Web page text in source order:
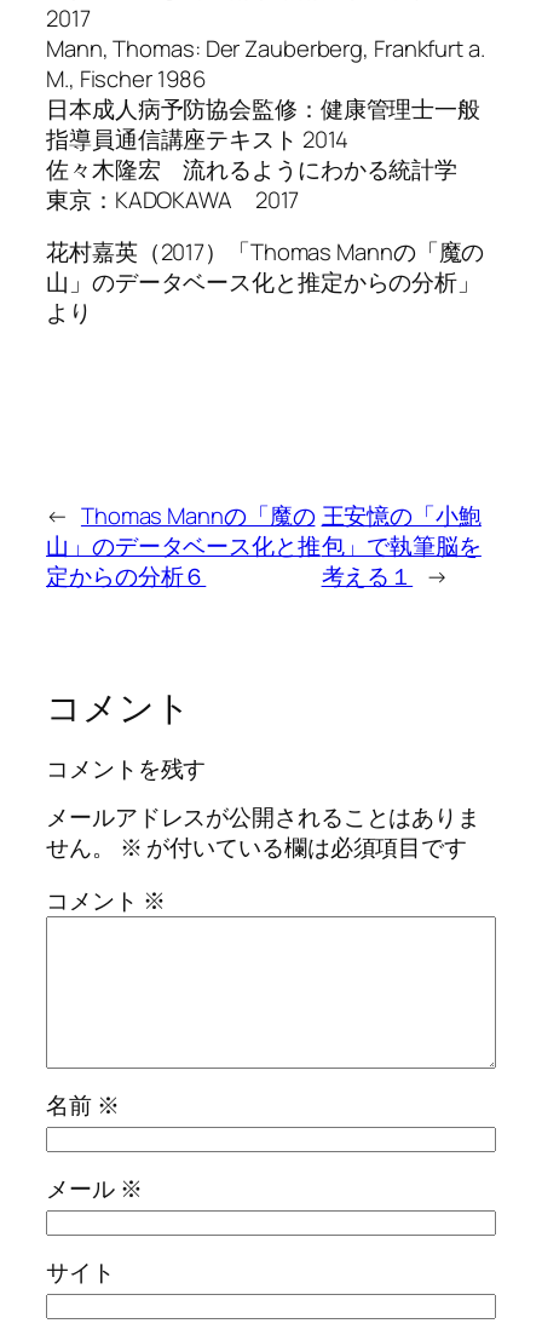
2017
Mann, Thomas: Der Zauberberg, Frankfurt a.
M., Fischer 1986
日本成人病予防協会監修：健康管理士一般
指導員通信講座テキスト 2014
佐々木隆宏 流れるようにわかる統計学
東京：KADOKAWA 2017
花村嘉英（2017）「Thomas Mannの「魔の
山」のデータベース化と推定からの分析」
より
← Thomas Mannの「魔の
山」のデータベース化と推
定からの分析６
王安憶の「小鮑
包」で執筆脳を
考える１
→
コメント
コメントを残す
メールアドレスが公開されることはありま
せん。
※ が付いている欄は必須項目です
コメント ※
名前 ※
メール ※
サイト